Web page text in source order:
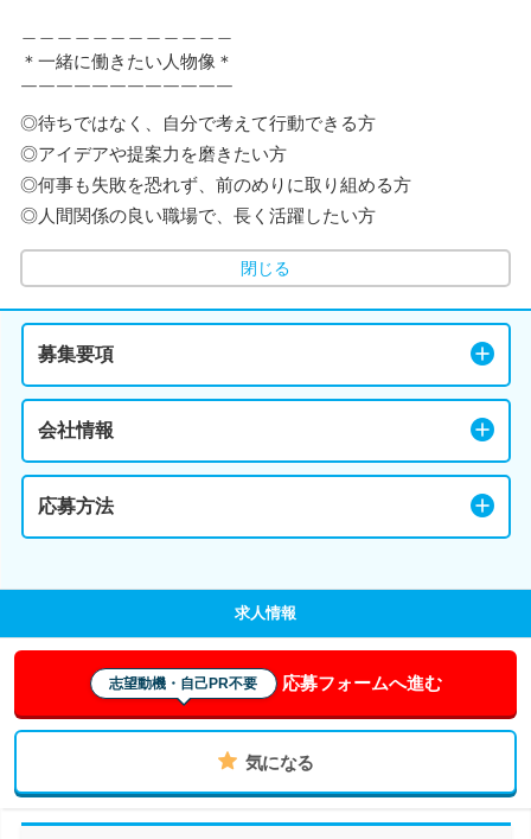
＊一緒に働きたい人物像＊
￣￣￣￣￣￣￣￣￣￣￣￣
◎待ちではなく、自分で考えて行動できる方
◎アイデアや提案力を磨きたい方
◎何事も失敗を恐れず、前のめりに取り組める方
◎人間関係の良い職場で、長く活躍したい方
閉じる
募集要項
会社情報
応募方法
求人情報
志望動機・自己PR不要 応募フォームへ進む
気になる